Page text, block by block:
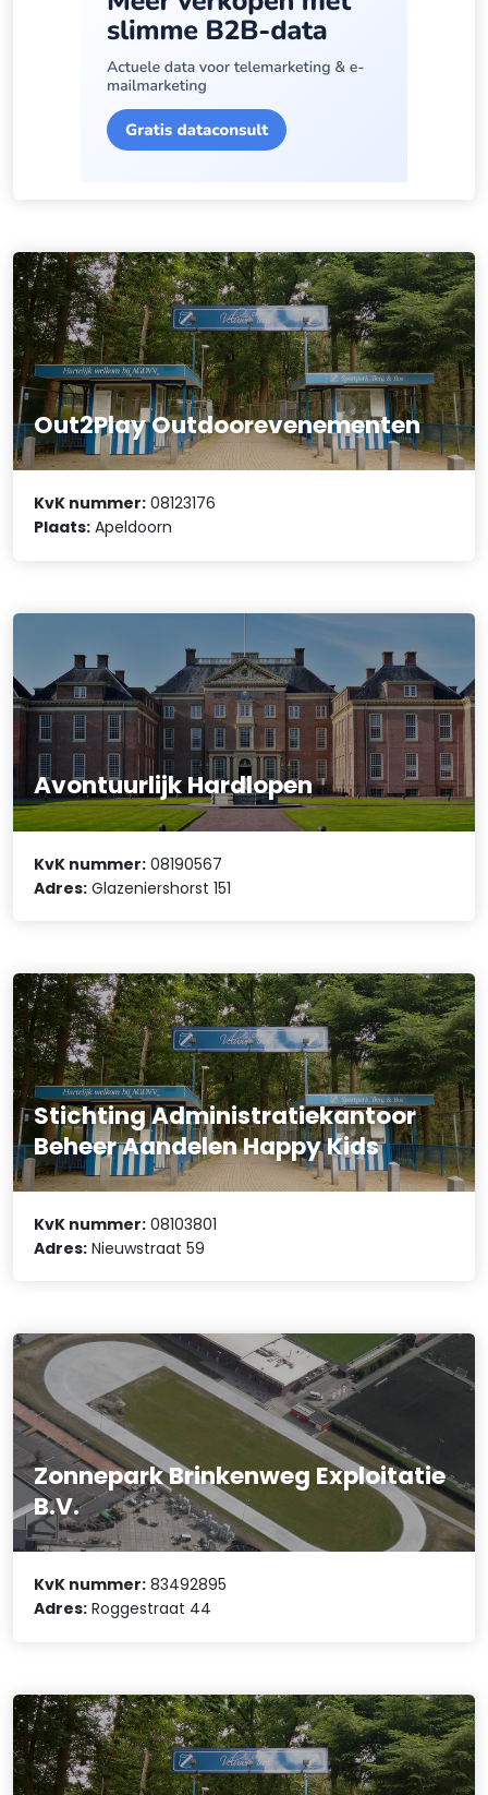
Out2Play Outdoorevenementen
KvK nummer: 08123176
Plaats: Apeldoorn
Avontuurlijk Hardlopen
KvK nummer: 08190567
Adres: Glazeniershorst 151
Stichting Administratiekantoor
Beheer Aandelen Happy Kids
KvK nummer: 08103801
Adres: Nieuwstraat 59
Zonnepark Brinkenweg Exploitatie
B.V.
KvK nummer: 83492895
Adres: Roggestraat 44